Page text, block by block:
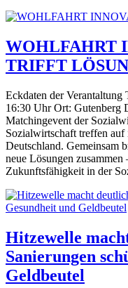
WOHLFAHRT
TRIFFT
Eckdaten der
16:30 Uhr Ort: Gutenberg
Matchingevent der
Sozialwirtschaft treffen auf
Deutschland. Gemeinsam
neue Lösungen
Zukunftsfähigkeit in der
Hitzewelle
Sanierungen
Geldbeutel